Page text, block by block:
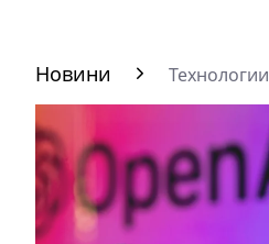
Новини Технологии